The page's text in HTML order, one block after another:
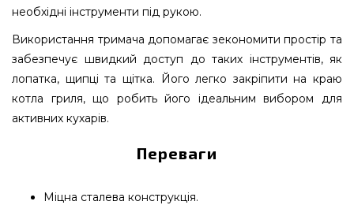
необхідні інструменти під рукою.
Використання тримача допомагає зекономити простір та
забезпечує швидкий доступ до таких інструментів, як
лопатка, щипці та щітка. Його легко закріпити на краю
котла гриля, що робить його ідеальним вибором для
активних кухарів.
Переваги
Міцна сталева конструкція.